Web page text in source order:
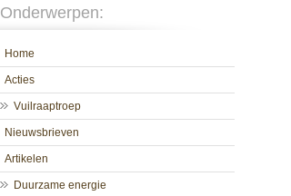
Onderwerpen:
Home
Acties
Vuilraaptroep
Nieuwsbrieven
Artikelen
Duurzame energie